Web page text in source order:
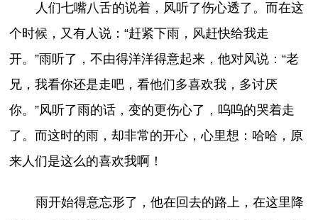
人们七嘴八舌的说着，风听了伤心透了。而在这
个时候，又有人说：“赶紧下雨，风赶快给我走
开。”雨听了，不由得洋洋得意起来，他对风说：“老
兄，我看你还是走吧，看他们多喜欢我，多讨厌
你。”风听了雨的话，变的更伤心了，呜呜的哭着走
了。而这时的雨，却非常的开心，心里想：哈哈，原
来人们是这么的喜欢我啊！
雨开始得意忘形了，他在回去的路上，在这里降